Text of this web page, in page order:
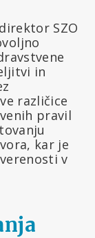
SZO
in
različice
pravil
kar je
v